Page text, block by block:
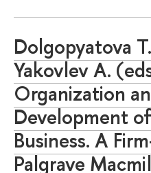
Dolgopyatova
Yakovlev A.
Organization
Development
Business. A
Palgrave